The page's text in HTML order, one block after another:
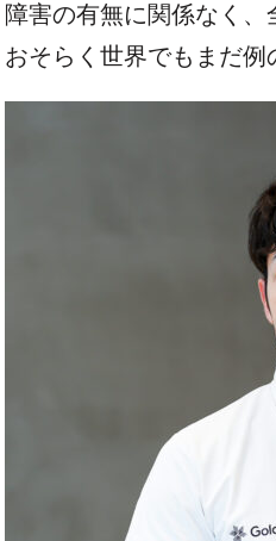
障害の有無に関係なく、
おそらく世界でもまだ例